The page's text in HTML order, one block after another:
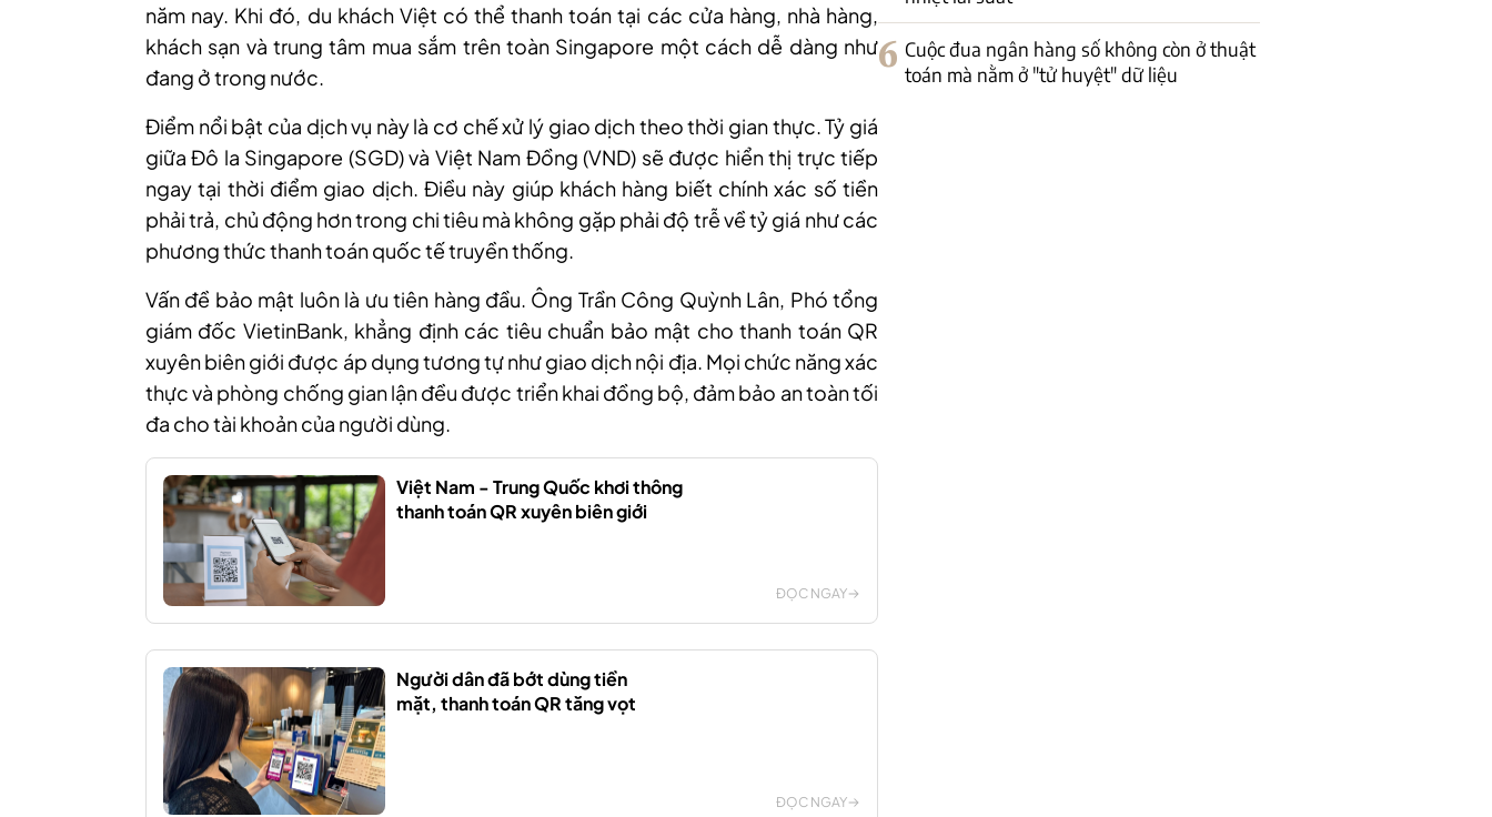
năm nay. Khi đó, du khách Việt có thể thanh toán tại các cửa hàng, nhà hàng,
khách sạn và trung tâm mua sắm trên toàn Singapore một cách dễ dàng như
đang ở trong nước.
Điểm nổi bật của dịch vụ này là cơ chế xử lý giao dịch theo thời gian thực. Tỷ giá
giữa Đô la Singapore (SGD) và Việt Nam Đồng (VND) sẽ được hiển thị trực tiếp
ngay tại thời điểm giao dịch. Điều này giúp khách hàng biết chính xác số tiền
phải trả, chủ động hơn trong chi tiêu mà không gặp phải độ trễ về tỷ giá như các
phương thức thanh toán quốc tế truyền thống.
Vấn đề bảo mật luôn là ưu tiên hàng đầu. Ông Trần Công Quỳnh Lân, Phó tổng
giám đốc VietinBank, khẳng định các tiêu chuẩn bảo mật cho thanh toán QR
xuyên biên giới được áp dụng tương tự như giao dịch nội địa. Mọi chức năng xác
thực và phòng chống gian lận đều được triển khai đồng bộ, đảm bảo an toàn tối
đa cho tài khoản của người dùng.
Việt Nam - Trung Quốc khơi thông
thanh toán QR xuyên biên giới
ĐỌC NGAY
Người dân đã bớt dùng tiền
mặt, thanh toán QR tăng vọt
ĐỌC NGAY
6 Cuộc đua ngân hàng số không còn ở thuật
toán mà nằm ở "tử huyệt" dữ liệu